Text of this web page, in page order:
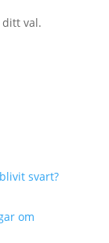
val.
svart?
om